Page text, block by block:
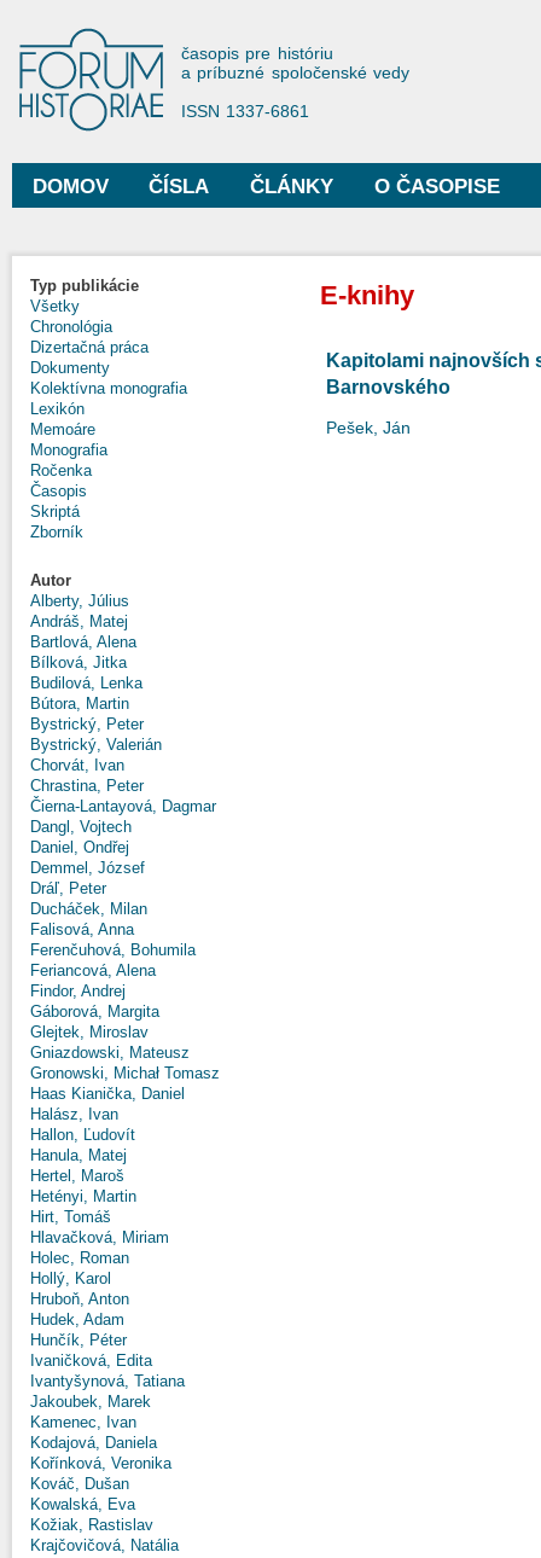
Forum Historiae
časopis pre históriu
a príbuzné spoločenské vedy
ISSN 1337-6861
Hlavné menu
DOMOV ČÍSLA ČLÁNKY O ČASOPISE
Typ publikácie
Všetky
Chronológia
Dizertačná práca
Dokumenty
Kolektívna monografia
Lexikón
Memoáre
Monografia
Ročenka
Časopis
Skriptá
Zborník
Autor
Alberty, Július
Andráš, Matej
Bartlová, Alena
Bílková, Jitka
Budilová, Lenka
Bútora, Martin
Bystrický, Peter
Bystrický, Valerián
Chorvát, Ivan
Chrastina, Peter
Čierna-Lantayová, Dagmar
Dangl, Vojtech
Daniel, Ondřej
Demmel, József
Dráľ, Peter
Ducháček, Milan
Falisová, Anna
Ferenčuhová, Bohumila
Feriancová, Alena
Findor, Andrej
Gáborová, Margita
Glejtek, Miroslav
Gniazdowski, Mateusz
Gronowski, Michał Tomasz
Haas Kianička, Daniel
Halász, Ivan
Hallon, Ľudovít
Hanula, Matej
Hertel, Maroš
Hetényi, Martin
Hirt, Tomáš
Hlavačková, Miriam
Holec, Roman
Hollý, Karol
Hruboň, Anton
Hudek, Adam
Hunčík, Péter
Ivaničková, Edita
Ivantyšynová, Tatiana
Jakoubek, Marek
Kamenec, Ivan
Kodajová, Daniela
Kořínková, Veronika
Kováč, Dušan
Kowalská, Eva
Kožiak, Rastislav
Krajčovičová, Natália
E-knihy
Kapitolami najnovších
Barnovského
Pešek, Ján